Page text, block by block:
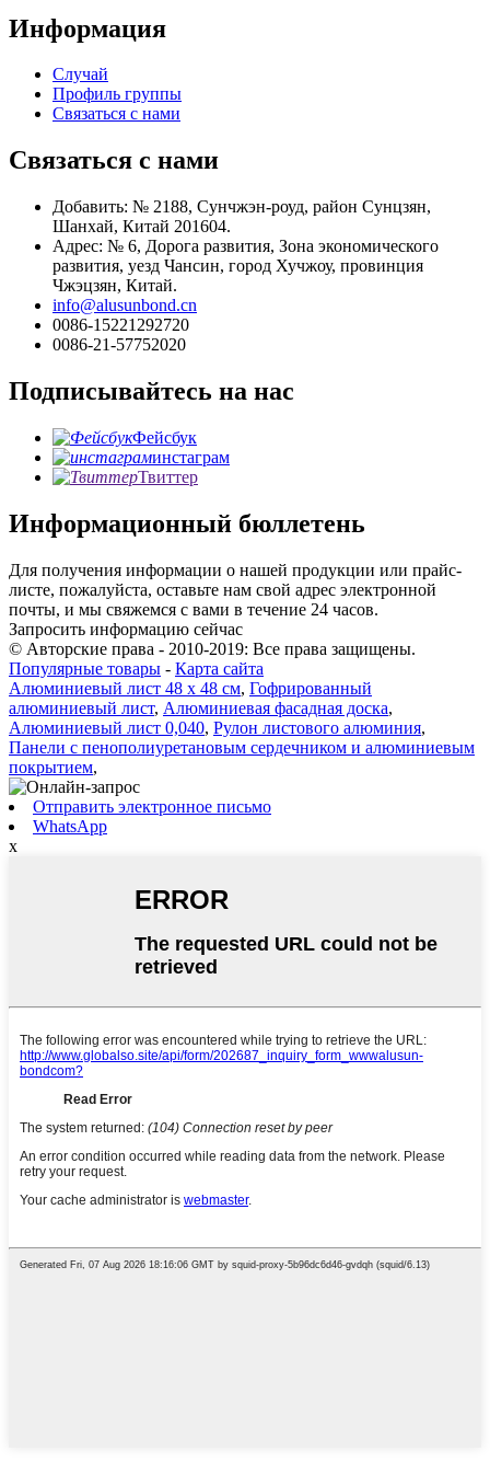
Информация
Случай
Профиль группы
Связаться с нами
Связаться с нами
Добавить: № 2188, Сунчжэн-роуд, район Сунцзян,
Шанхай, Китай 201604.
Адрес: № 6, Дорога развития, Зона экономического
развития, уезд Чансин, город Хучжоу, провинция
Чжэцзян, Китай.
info@alusunbond.cn
0086-15221292720
0086-21-57752020
Подписывайтесь на нас
Фейсбук
инстаграм
Твиттер
Информационный бюллетень
Для получения информации о нашей продукции или прайс-
листе, пожалуйста, оставьте нам свой адрес электронной
почты, и мы свяжемся с вами в течение 24 часов.
Запросить информацию сейчас
© Авторские права - 2010-2019: Все права защищены.
Популярные товары - Карта сайта
Алюминиевый лист 48 x 48 см, Гофрированный
алюминиевый лист, Алюминиевая фасадная доска,
Алюминиевый лист 0,040, Рулон листового алюминия,
Панели с пенополиуретановым сердечником и алюминиевым
покрытием,
Отправить электронное письмо
WhatsApp
x